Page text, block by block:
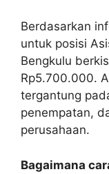
Berdasarkan
untuk posisi
Bengkulu
Rp5.700.000.
tergantung
penempatan,
perusahaan.
Bagaimana